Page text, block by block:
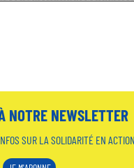
NOTRE NEWSLETTER
SUR LA SOLIDARITÉ EN ACTION.